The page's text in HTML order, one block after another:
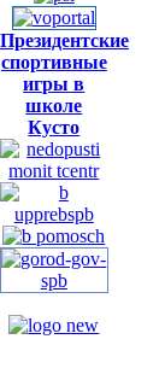
Президентские
спортивные
игры в
школе
Кусто